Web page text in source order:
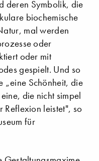
deren Symbolik, die
biochemische
mal werden
oder
oder mit
gespielt. Und so
„eine Schönheit, die
die nicht simpel
Reflexion leistet", so
für